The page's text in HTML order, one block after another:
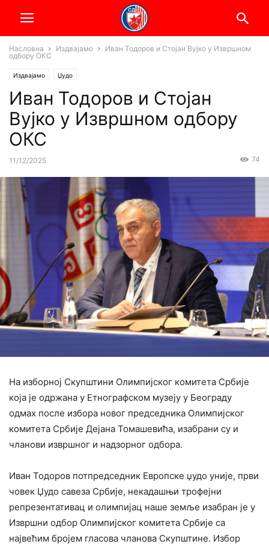
Насловна Издвајамо
Иван Тодоров и Стојан Вујко у Извршном
одбору ОКС
Издвајамо Џудо
Иван Тодоров и Стојан
Вујко у Извршном одбору
ОКС
11/12/2025 74
На изборној Скупштини Олимпијског комитета Србије
која је одржана у Етнографском музеју у Београду
одмах после избора новог председника Олимпијског
комитета Србије Дејана Томашевића, изабрани су и
чланови извршног и надзорног одбора.
Иван Тодоров потпредседник Европске џудо уније, први
човек Џудо савеза Србије, некадашњи трофејни
репрезентативац и олимпијац наше земље изабран је у
Извршни одбор Олимпијског комитета Србије са
највећим бројем гласова чланова Скупштине. Избор